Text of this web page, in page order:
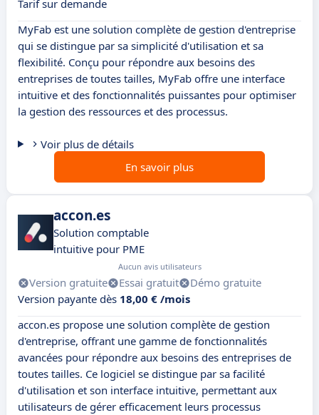
Tarif sur demande
MyFab est une solution complète de gestion d'entreprise
qui se distingue par sa simplicité d'utilisation et sa
flexibilité. Conçu pour répondre aux besoins des
entreprises de toutes tailles, MyFab offre une interface
intuitive et des fonctionnalités puissantes pour optimiser
la gestion des ressources et des processus.
Voir plus de détails
En savoir plus
accon.es
Solution comptable
intuitive pour PME
Aucun avis utilisateurs
Version gratuite Essai gratuit
Démo gratuite
Version payante dès 18,00 € /mois
accon.es propose une solution complète de gestion
d'entreprise, offrant une gamme de fonctionnalités
avancées pour répondre aux besoins des entreprises de
toutes tailles. Ce logiciel se distingue par sa facilité
d'utilisation et son interface intuitive, permettant aux
utilisateurs de gérer efficacement leurs processus